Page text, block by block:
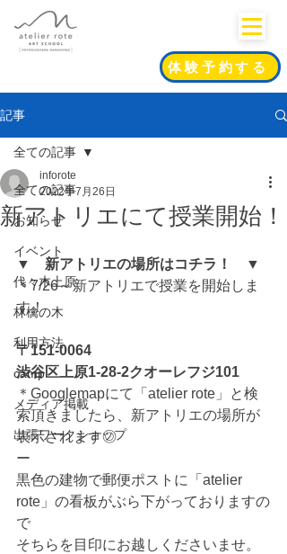
体験予約する
記事
全ての記事
お知らせ
イベント
代々木上原
林檎の木
利用方法
camp
メディア掲載
出張ワークショップ
全ての記事
新アトリエにて授業開始！
inforote
2022年7月26日
▼　新アトリエの場所はコチラ！　▼
＊7/26～新アトリエで授業を開始しま
す！
〒151-0064
渋谷区上原1-28-2クオーレフジ101
＊Googlemapにて「atelier rote」と検
索頂きましたら、新アトリエの場所が
表示されます◎
ー
黒色の建物で郵便ポストに「atelier
rote」の看板がぶら下がっておりますの
で
そちらを目印にお越しくださいませ。